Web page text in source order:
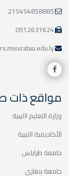
215454858885
0512631624
مواقع ذات
وزارة التعليم الليبية
الأكاديمية الليبية
جامعة طرابلس
جامعة بنغازي